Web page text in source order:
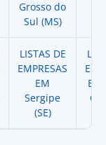
Grosso do
Sul (MS)
LISTAS DE
EMPRESAS
EM
Sergipe
(SE)
EM